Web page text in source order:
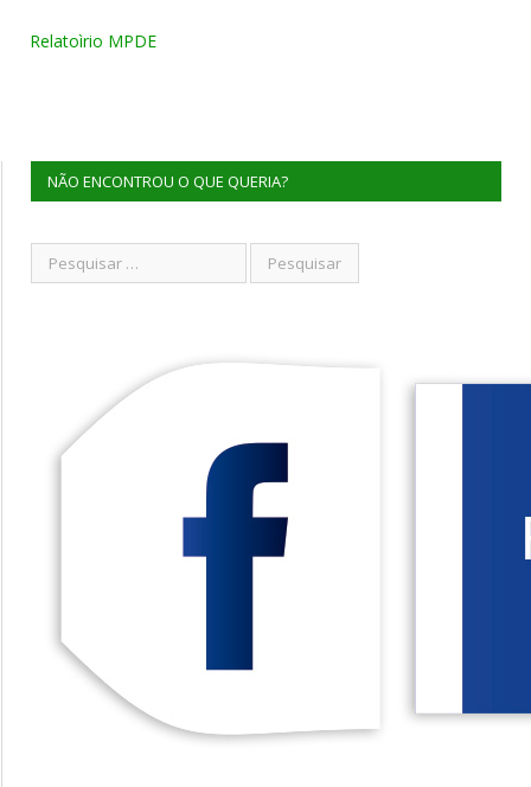
Relatoìrio MPDE
NÃO ENCONTROU O QUE QUERIA?